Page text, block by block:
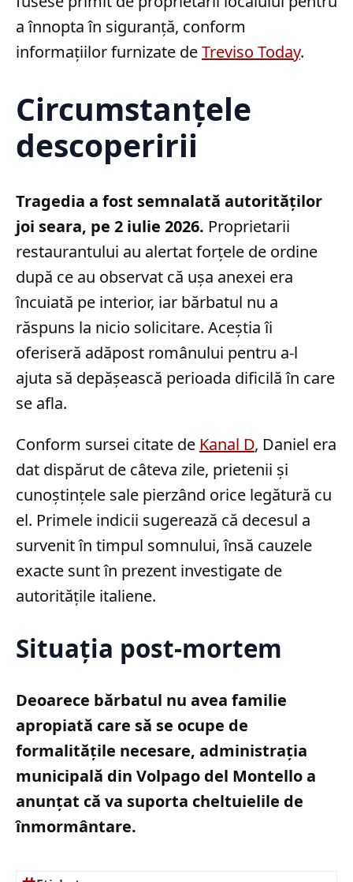
a înnopta în siguranță, conform
informațiilor furnizate deTreviso Today.
Circumstanțele
descoperirii
Tragedia a fost semnalată autorităților
joi seara, pe 2 iulie 2026. Proprietarii
restaurantului au alertat forțele de ordine
după ce au observat că ușa anexei era
încuiată pe interior, iar bărbatul nu a
răspuns la nicio solicitare. Aceștia îi
oferiseră adăpost românului pentru a-l
ajuta să depășească perioada dificilă în care
se afla.
Conform sursei citate de Kanal D, Daniel era
dat dispărut de câteva zile, prietenii și
cunoștințele sale pierzând orice legătură cu
el. Primele indicii sugerează că decesul a
survenit în timpul somnului, însă cauzele
exacte sunt în prezent investigate de
autoritățile italiene.
Situația post-mortem
Deoarece bărbatul nu avea familie
apropiată care să se ocupe de
formalitățile necesare, administrația
municipală din Volpago del Montello a
anunțat că va suporta cheltuielile de
înmormântare.